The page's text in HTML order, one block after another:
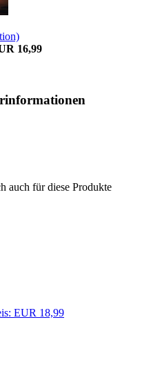
16,99
auch für diese Produkte
EUR 18,99